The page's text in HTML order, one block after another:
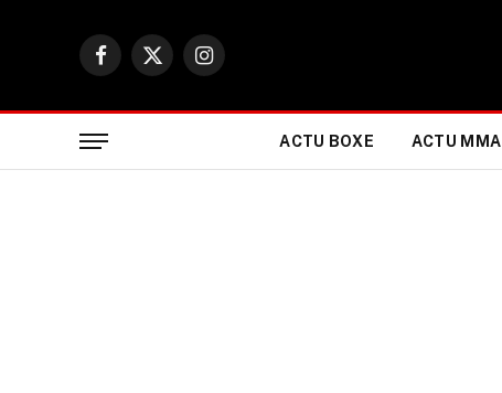
Facebook
X
Instagram
ACTU BOXE ACTU MMA